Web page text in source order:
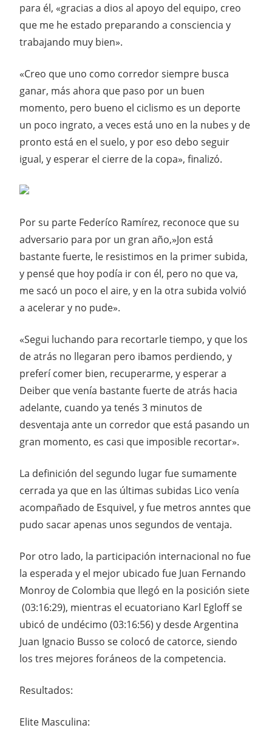
para él, «gracias a dios al apoyo del equipo, creo
que me he estado preparando a consciencia y
trabajando muy bien».
«Creo que uno como corredor siempre busca
ganar, más ahora que paso por un buen
momento, pero bueno el ciclismo es un deporte
un poco ingrato, a veces está uno en la nubes y de
pronto está en el suelo, y por eso debo seguir
igual, y esperar el cierre de la copa», finalizó.
Por su parte Federíco Ramírez, reconoce que su
adversario para por un gran año,»Jon está
bastante fuerte, le resistimos en la primer subida,
y pensé que hoy podía ir con él, pero no que va,
me sacó un poco el aire, y en la otra subida volvió
a acelerar y no pude».
«Segui luchando para recortarle tiempo, y que los
de atrás no llegaran pero ibamos perdiendo, y
preferí comer bien, recuperarme, y esperar a
Deiber que venía bastante fuerte de atrás hacia
adelante, cuando ya tenés 3 minutos de
desventaja ante un corredor que está pasando un
gran momento, es casi que imposible recortar».
La definición del segundo lugar fue sumamente
cerrada ya que en las últimas subidas Lico venía
acompañado de Esquivel, y fue metros anntes que
pudo sacar apenas unos segundos de ventaja.
Por otro lado, la participación internacional no fue
la esperada y el mejor ubicado fue Juan Fernando
Monroy de Colombia que llegó en la posición siete
(03:16:29), mientras el ecuatoriano Karl Egloff se
ubicó de undécimo (03:16:56) y desde Argentina
Juan Ignacio Busso se colocó de catorce, siendo
los tres mejores foráneos de la competencia.
Resultados:
Elite Masculina: